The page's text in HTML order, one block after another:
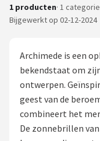
Merken
Zonnebrillen
Baby
Shop
1 producten· 1 categorie
Bijgewerkt op 02-12-2024
Archimede is een
bekendstaat om
ontwerpen.
geest van de
combineert het
De zonnebrillen